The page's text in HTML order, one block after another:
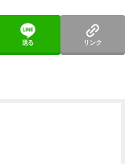
送る リンク